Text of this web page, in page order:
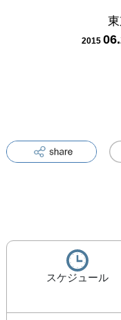
2015 06.
スケジュール